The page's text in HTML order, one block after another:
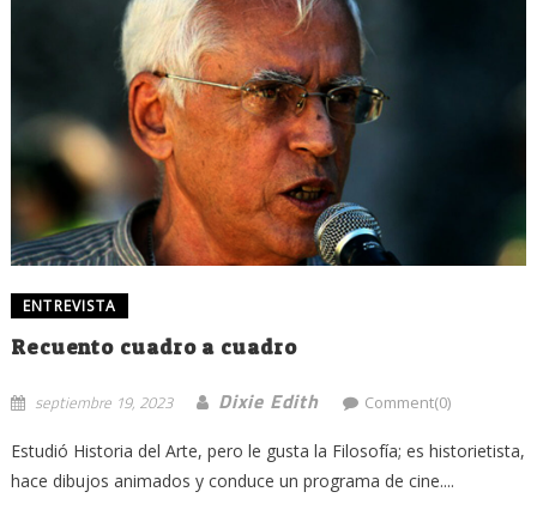
ENTREVISTA
Recuento cuadro a cuadro
septiembre 19, 2023 Dixie Edith Comment(0)
Estudió Historia del Arte, pero le gusta la Filosofía; es historietista,
hace dibujos animados y conduce un programa de cine....